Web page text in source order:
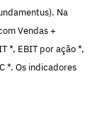
Na
Vendas +
*, EBIT por ação *,
*. Os indicadores